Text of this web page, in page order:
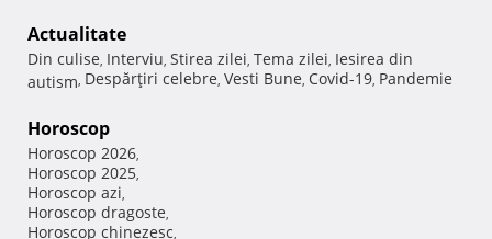
Actualitate
Din culise, Interviu, Stirea zilei, Tema zilei, Iesirea din
autism, Despărţiri celebre, Vesti Bune, Covid-19, Pandemie
Horoscop
Horoscop 2026,
Horoscop 2025,
Horoscop azi,
Horoscop dragoste,
Horoscop chinezesc,